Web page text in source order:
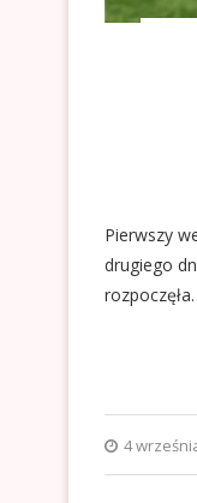
Pierwszy
drugiego
4